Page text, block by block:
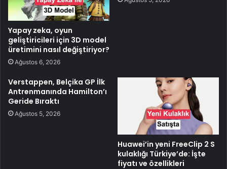
Yapay zeka, oyun
geliştiricileri için 3D model
üretimini nasıl değiştiriyor?
Ağustos 6, 2026
Verstappen, Belçika GP İlk
Antrenmanında Hamilton’ı
Geride Bıraktı
Ağustos 5, 2026
Huawei’in yeni FreeClip 2 S
kulaklığı Türkiye’de: İşte
fiyatı ve özellikleri